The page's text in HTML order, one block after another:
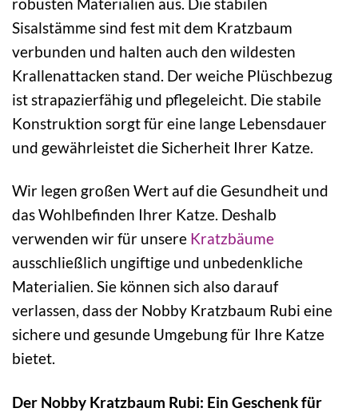
Sisalstämme sind fest mit dem Kratzbaum
verbunden und halten auch den wildesten
Krallenattacken stand. Der weiche Plüschbezug
ist strapazierfähig und pflegeleicht. Die stabile
Konstruktion sorgt für eine lange Lebensdauer
und gewährleistet die Sicherheit Ihrer Katze.
Wir legen großen Wert auf die Gesundheit und
das Wohlbefinden Ihrer Katze. Deshalb
verwenden wir für unsere Kratzbäume
ausschließlich ungiftige und unbedenkliche
Materialien. Sie können sich also darauf
verlassen, dass der Nobby Kratzbaum Rubi eine
sichere und gesunde Umgebung für Ihre Katze
bietet.
Der Nobby Kratzbaum Rubi: Ein Geschenk für